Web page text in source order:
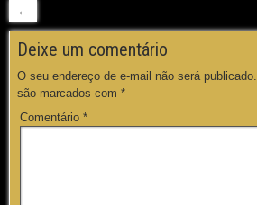
←
Deixe um comentário
O seu endereço de e-mail não será publicado.
são marcados com *
Comentário *